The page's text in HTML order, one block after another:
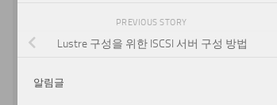
PREVIOUS STORY
Lustre 구성을 위한 ISCSI 서버 구성 방법
알림글